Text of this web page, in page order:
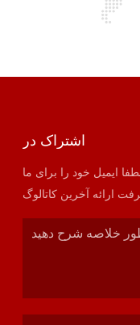
اشتراک در
ایمیل خود را برای ما